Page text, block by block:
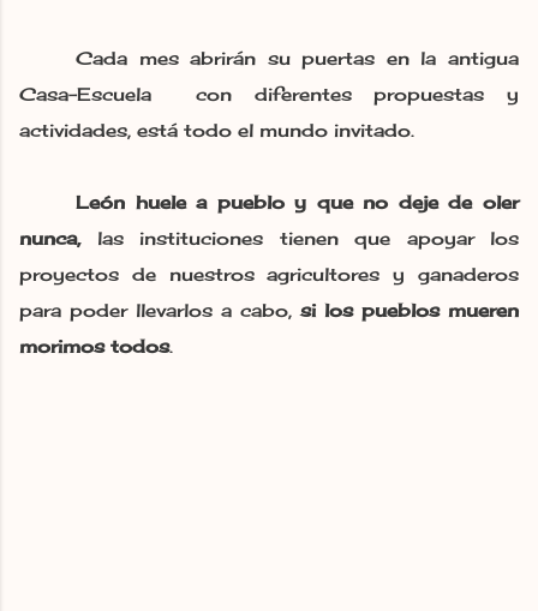
Cada mes abrirán su puertas en la antigua
Casa-Escuela con diferentes propuestas y
actividades, está todo el mundo invitado.
León huele a pueblo y que no deje de oler
nunca, las instituciones tienen que apoyar los
proyectos de nuestros agricultores y ganaderos
para poder llevarlos a cabo,si los pueblos mueren
morimos todos.